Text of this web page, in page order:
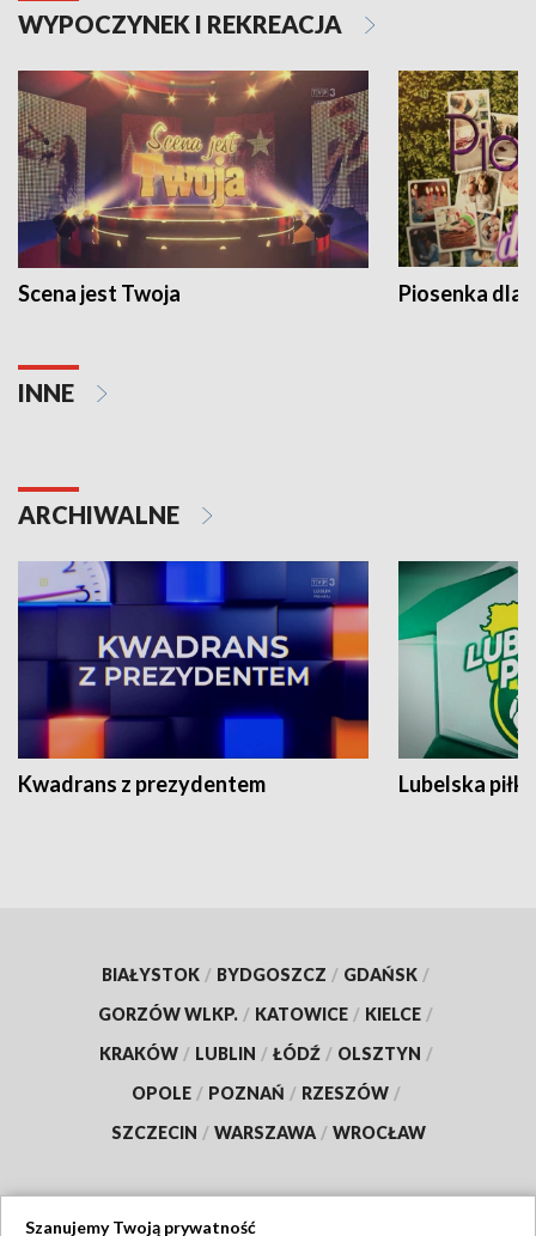
WYPOCZYNEK I REKREACJA
Scena jest Twoja Piosenka dla
INNE
ARCHIWALNE
Kwadrans z prezydentem Lubelska piłka
BIAŁYSTOK / BYDGOSZCZ / GDAŃSK /
GORZÓW WLKP. / KATOWICE / KIELCE /
KRAKÓW / LUBLIN / ŁÓDŹ / OLSZTYN /
OPOLE / POZNAŃ / RZESZÓW /
SZCZECIN / WARSZAWA / WROCŁAW
Szanujemy Twoją prywatność